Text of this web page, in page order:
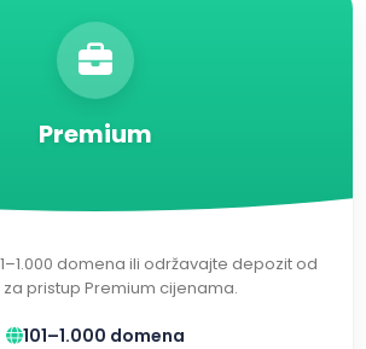
Premium
domena ili održavajte depozit od
za pristup Premium cijenama.
101–1.000 domena